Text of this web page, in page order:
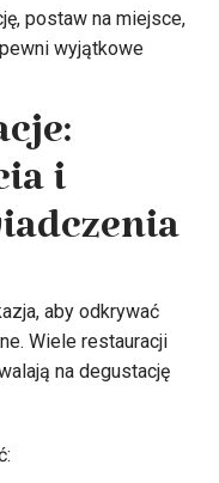
postaw na miejsce,
wyjątkowe
i
aby odkrywać
Wiele restauracji
na degustację